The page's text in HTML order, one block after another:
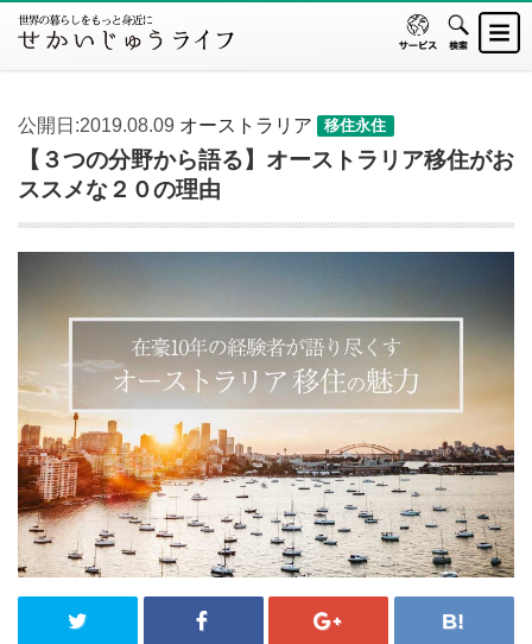
公開日:2019.08.09 オーストラリア 移住永住
【３つの分野から語る】オーストラリア移住がお
ススメな２０の理由